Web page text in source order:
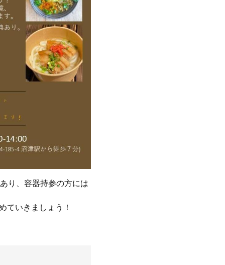
り、容器持参の方には
ていきましょう！